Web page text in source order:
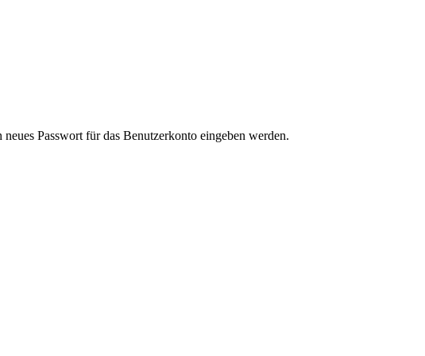
Passwort für das Benutzerkonto eingeben werden.